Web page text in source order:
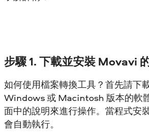
步驟 1. 下載並安裝 Movavi
如何使用檔案轉換工具？首先請下
Windows 或 Macintosh 版本的軟
面中的說明來進行操作。當程式安
會自動執行。